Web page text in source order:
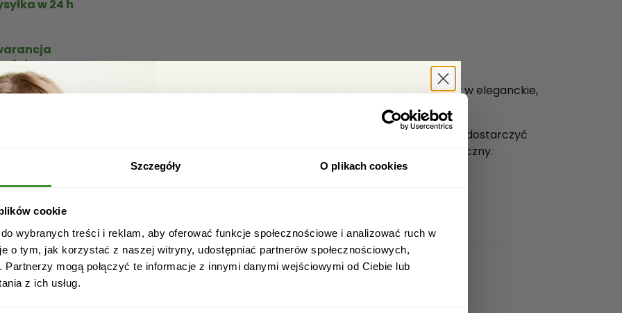
Szczegóły O plikach cookies
cookie
wybranych treści i reklam, aby oferować funkcje społecznościowe i analizować ruch w
o tym, jak korzystać z naszej witryny, udostępniać partnerów społecznościowych,
mogą połączyć te informacje z innymi danymi wejściowymi od Ciebie lub
z ich usług.
w 24 h
dostawą na terenie całego kraju. Miś jest wykonany z piankowych róż i zapakowany w eleganckie,
bliską Ci osobę tym wyjątkowym prezentem.
firmy kurierskiej DPD, DHL, InPost. Zamówienia opłacone do godziny 12 możemy dostarczyć
przesyłka jest możliwa tego samego dnia po uprzednim kontakcie telefoniczny.
sercem.
Zgarnij rabat -5%
rabat na pierwsze zakupy!